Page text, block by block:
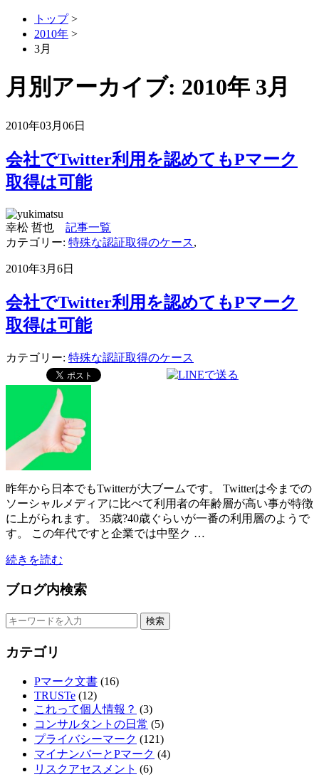
トップ>
2010年 >
3月
月別アーカイブ: 2010年 3月
2010年03月06日
会社でTwitter利用を認めてもPマーク
取得は可能
幸松 哲也 記事一覧
カテゴリー: 特殊な認証取得のケース,
2010年3月6日
会社でTwitter利用を認めてもPマーク
取得は可能
カテゴリー: 特殊な認証取得のケース
昨年から日本でもTwitterが大ブームです。 Twitterは今までの
ソーシャルメディアに比べて利用者の年齢層が高い事が特徴
に上がられます。 35歳?40歳ぐらいが一番の利用層のようで
す。 この年代ですと企業では中堅ク …
続きを読む
ブログ内検索
カテゴリ
Pマーク文書 (16)
TRUSTe (12)
これって個人情報？ (3)
コンサルタントの日常 (5)
プライバシーマーク (121)
マイナンバーとPマーク (4)
リスクアセスメント (6)